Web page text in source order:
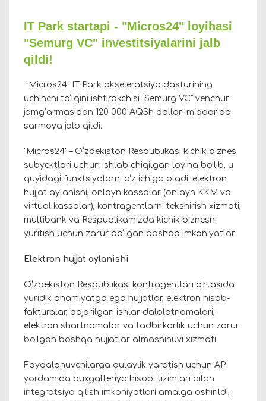
IT Park startapi - "Micros24" loyihasi
"Semurg VC" investitsiyalarini jalb
qildi!
"Micros24" IT Park akseleratsiya dasturining
uchinchi to‘lqini ishtirokchisi "Semurg VC" venchur
jamg‘armasidan 120 000 AQSh dollari miqdorida
sarmoya jalb qildi.
"Micros24" – O‘zbekiston Respublikasi kichik biznes
subyektlari uchun ishlab chiqilgan loyiha bo‘lib, u
quyidagi funktsiyalarni o‘z ichiga oladi: elektron
hujjat aylanishi, onlayn kassalar (onlayn KKM va
virtual kassalar), kontragentlarni tekshirish xizmati,
multibank va Respublikamizda kichik biznesni
yuritish uchun zarur bo‘lgan boshqa imkoniyatlar.
Elektron hujjat aylanishi
O‘zbekiston Respublikasi kontragentlari o‘rtasida
yuridik ahamiyatga ega hujjatlar, elektron hisob-
fakturalar, bajarilgan ishlar dalolatnomalari,
elektron shartnomalar va tadbirkorlik uchun zarur
bo‘lgan boshqa hujjatlar almashinuvi xizmati.
Foydalanuvchilarga qulaylik yaratish uchun API
yordamida buxgalteriya hisobi tizimlari bilan
integratsiya qilish imkoniyatlari amalga oshirildi,